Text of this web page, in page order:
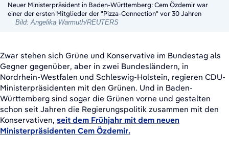
Neuer Ministerpräsident in Baden-Württemberg: Cem Özdemir war
einer der ersten Mitglieder der "Pizza-Connection" vor 30 Jahren
Bild: Angelika Warmuth/REUTERS
Zwar stehen sich Grüne und Konservative im Bundestag als
Gegner gegenüber, aber in zwei Bundesländern, in
Nordrhein-Westfalen und Schleswig-Holstein, regieren CDU-
Ministerpräsidenten mit den Grünen. Und in Baden-
Württemberg sind sogar die Grünen vorne und gestalten
schon seit Jahren die Regierungspolitik zusammen mit den
Konservativen, seit dem Frühjahr mit dem neuen
Ministerpräsidenten Cem Özdemir.